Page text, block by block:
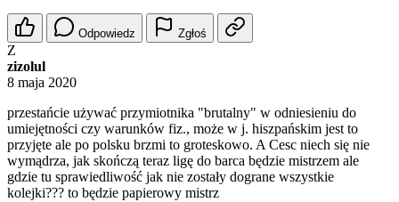
Odpowiedz Zgłoś
Z
zizolul
8 maja 2020
przestańcie używać przymiotnika "brutalny" w odniesieniu do
umiejętności czy warunków fiz., może w j. hiszpańskim jest to
przyjęte ale po polsku brzmi to groteskowo. A Cesc niech się nie
wymądrza, jak skończą teraz ligę do barca będzie mistrzem ale
gdzie tu sprawiedliwość jak nie zostały dograne wszystkie
kolejki??? to będzie papierowy mistrz